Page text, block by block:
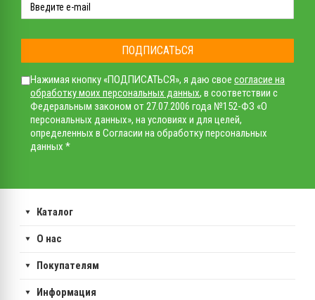
ПОДПИСАТЬСЯ
Нажимая кнопку «ПОДПИСАТЬСЯ», я даю свое согласие на
обработку моих персональных данных, в соответствии с
Федеральным законом от 27.07.2006 года №152-ФЗ «О
персональных данных», на условиях и для целей,
определенных в Согласии на обработку персональных
данных *
Каталог
О нас
Покупателям
Информация